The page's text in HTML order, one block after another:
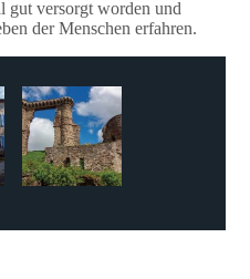
gut versorgt worden und
der Menschen erfahren.